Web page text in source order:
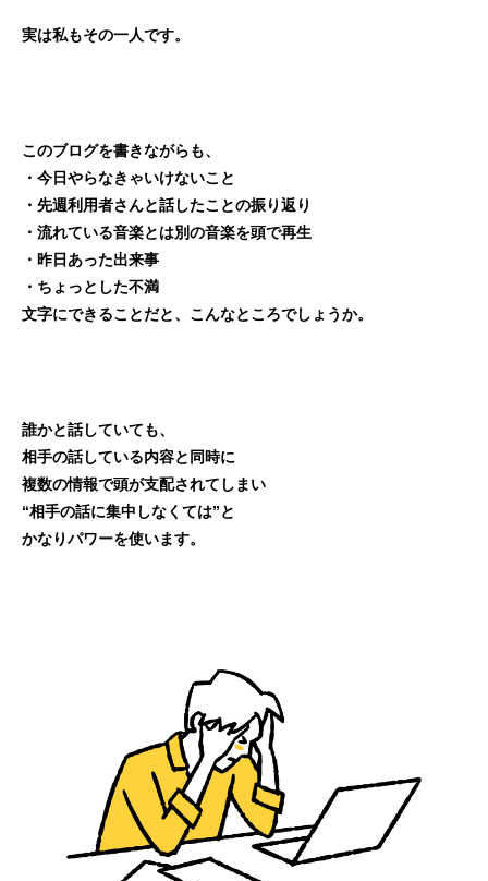
実は私もその一人です。
このブログを書きながらも、
・今日やらなきゃいけないこと
・先週利用者さんと話したことの振り返り
・流れている音楽とは別の音楽を頭で再生
・昨日あった出来事
・ちょっとした不満
文字にできることだと、こんなところでしょうか。
誰かと話していても、
相手の話している内容と同時に
複数の情報で頭が支配されてしまい
“相手の話に集中しなくては”と
かなりパワーを使います。